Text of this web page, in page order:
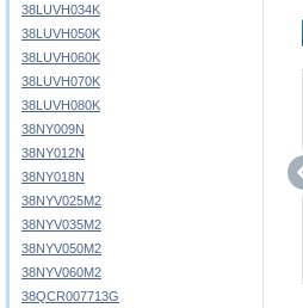
38LUVH034K
38LUVH050K
38LUVH060K
38LUVH070K
38LUVH080K
38NY009N
38NY012N
38NY018N
38NYV025M2
38NYV035M2
38NYV050M2
38NYV060M2
38QCR007713G